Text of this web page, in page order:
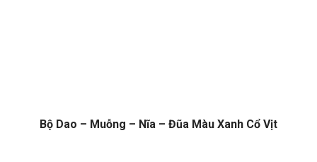
Bộ Dao – Muỗng – Nĩa – Đũa Màu Xanh Cổ Vịt